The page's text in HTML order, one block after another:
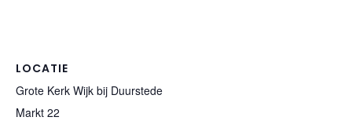
LOCATIE
Grote Kerk Wijk bij Duurstede
Markt 22